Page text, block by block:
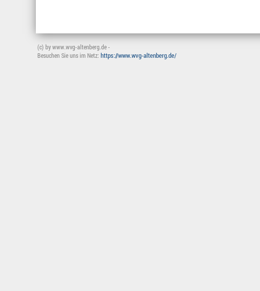
(c) by www.wvg-altenberg.de -
Besuchen Sie uns im Netz: https://www.wvg-altenberg.de/